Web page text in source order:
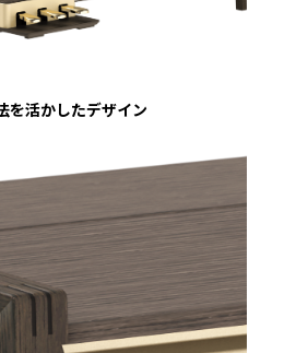
を活かしたデザイン